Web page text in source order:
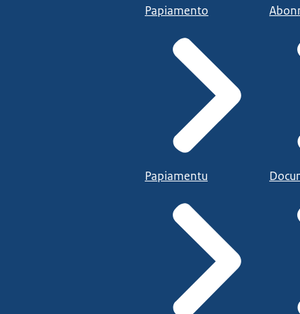
Papiamento
Papiamentu